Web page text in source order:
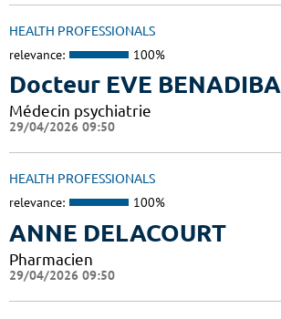
HEALTH PROFESSIONALS
relevance: 100%
Docteur EVE BENADIBA
Médecin psychiatrie
29/04/2026 09:50
HEALTH PROFESSIONALS
relevance: 100%
ANNE DELACOURT
Pharmacien
29/04/2026 09:50